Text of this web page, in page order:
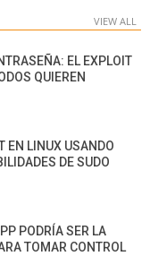
VIEW ALL
EL EXPLOIT
QUIEREN
EN LINUX USANDO
DE SUDO
PODRÍA SER LA
TOMAR CONTROL